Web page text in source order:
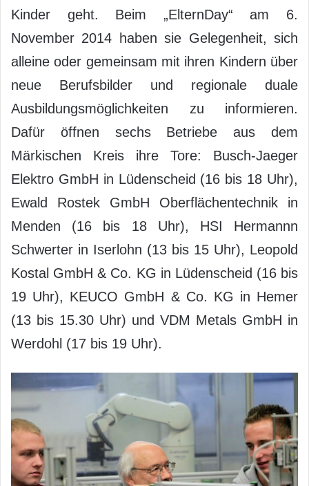
Kinder geht. Beim „ElternDay“ am 6.
November 2014 haben sie Gelegenheit, sich
alleine oder gemeinsam mit ihren Kindern über
neue Berufsbilder und regionale duale
Ausbildungsmöglichkeiten zu informieren.
Dafür öffnen sechs Betriebe aus dem
Märkischen Kreis ihre Tore: Busch-Jaeger
Elektro GmbH in Lüdenscheid (16 bis 18 Uhr),
Ewald Rostek GmbH Oberflächentechnik in
Menden (16 bis 18 Uhr), HSI Hermannn
Schwerter in Iserlohn (13 bis 15 Uhr), Leopold
Kostal GmbH & Co. KG in Lüdenscheid (16 bis
19 Uhr), KEUCO GmbH & Co. KG in Hemer
(13 bis 15.30 Uhr) und VDM Metals GmbH in
Werdohl (17 bis 19 Uhr).